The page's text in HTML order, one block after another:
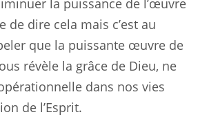
la puissance de l’œuvre
de dire cela mais c’est au
que la puissante œuvre de
révèle la grâce de Dieu, ne
dans nos vies
de l’Esprit.